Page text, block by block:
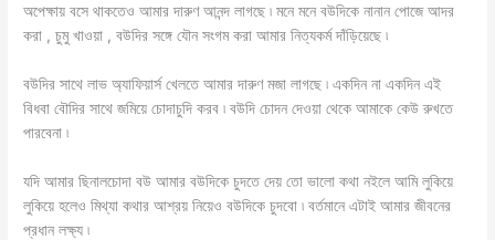
অপেক্ষায় বসে থাকতেও আমার দারুণ আনন্দ লাগছে ৷ মনে মনে বউদিকে নানান পোজে আদর
করা , চুমু খাওয়া , বউদির সঙ্গে যৌন সংগম করা আমার নিত্যকর্ম দাঁড়িয়েছে ৷
বউদির সাথে লাভ অ্যাফিয়ার্স খেলতে আমার দারুণ মজা লাগছে ৷ একদিন না একদিন এই
বিধবা বৌদির সাথে জমিয়ে চোদাচুদি করব ৷ বউদি চোদন দেওয়া থেকে আমাকে কেউ রুখতে
পারবেনা ৷
যদি আমার ছিনালচোদা বউ আমার বউদিকে চুদতে দেয় তো ভালো কথা নইলে আমি লুকিয়ে
লুকিয়ে হলেও মিথ্যা কথার আশ্রয় নিয়েও বউদিকে চুদবো ৷ বর্তমানে এটাই আমার জীবনের
প্রধান লক্ষ্য ৷